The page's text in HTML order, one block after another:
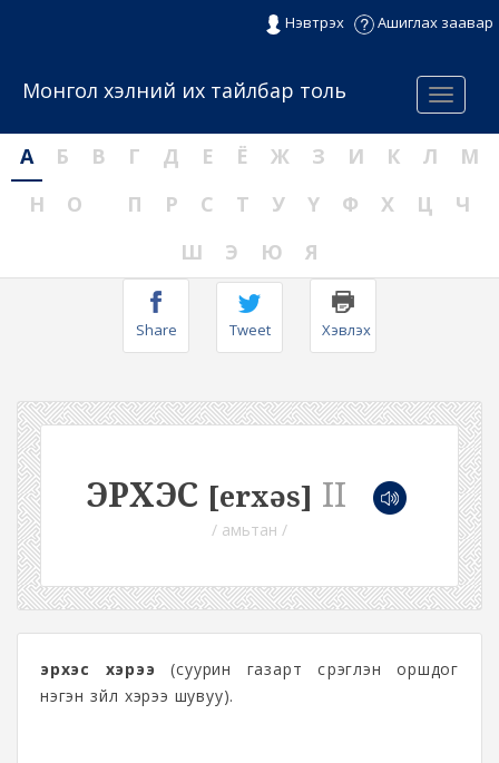
Нэвтрэх Ашиглах заавар
Menu
Монгол хэлний их тайлбар толь
А Б В Г Д Е Ё Ж З И К Л
М
Н
О П Р С Т У Ү Ф Х Ц
Ч
Ш
Э Ю Я
Share Tweet Хэвлэх
ЭРХЭС [erxəs] II
/ амьтан /
эрхэс хэрээ (суурин газарт сүрэглэн оршдог
нэгэн зүйл хэрээ шувуу).